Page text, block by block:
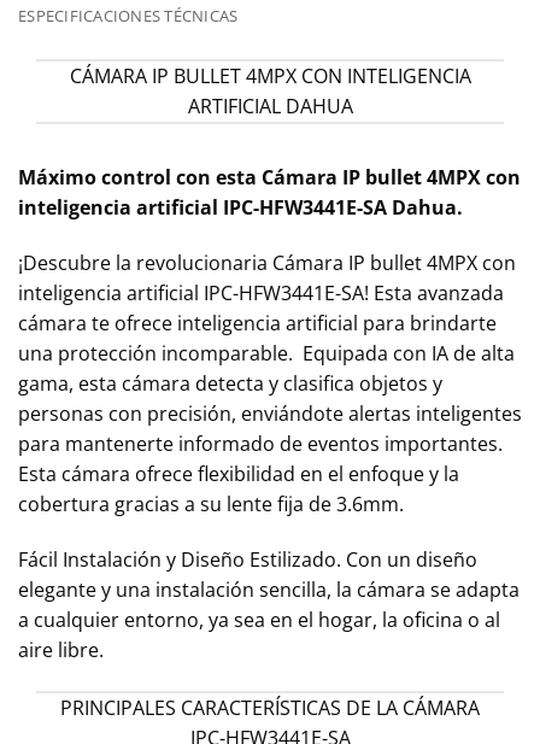
ESPECIFICACIONES TÉCNICAS
CÁMARA IP BULLET 4MPX CON INTELIGENCIA
ARTIFICIAL DAHUA
Máximocontrol con esta Cámara IP bullet 4MPX con
inteligencia artificial IPC-HFW3441E-SA Dahua.
¡Descubre la revolucionaria Cámara IP bullet 4MPX con
inteligencia artificial IPC-HFW3441E-SA! Esta avanzada
cámara te ofrece inteligencia artificial para brindarte
una protección incomparable. Equipada con IA de alta
gama, esta cámara detecta y clasifica objetos y
personas con precisión, enviándote alertas inteligentes
para mantenerte informado de eventos importantes.
Esta cámara ofrece flexibilidad en el enfoque y la
cobertura gracias a su lente fija de 3.6mm.
Fácil Instalación y Diseño Estilizado. Con un diseño
elegante y una instalación sencilla, la cámara se adapta
a cualquier entorno, ya sea en el hogar, la oficina o al
aire libre.
PRINCIPALES CARACTERÍSTICAS DE LA CÁMARA
IPC-HFW3441E-SA